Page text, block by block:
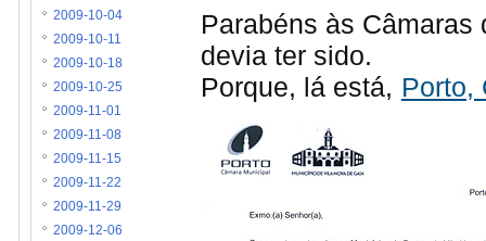
Parabéns às
devia ter sido.
Porque, lá está, Porto,
2009-10-04
2009-10-11
2009-10-18
2009-10-25
2009-11-01
2009-11-08
2009-11-15
2009-11-22
2009-11-29
2009-12-06